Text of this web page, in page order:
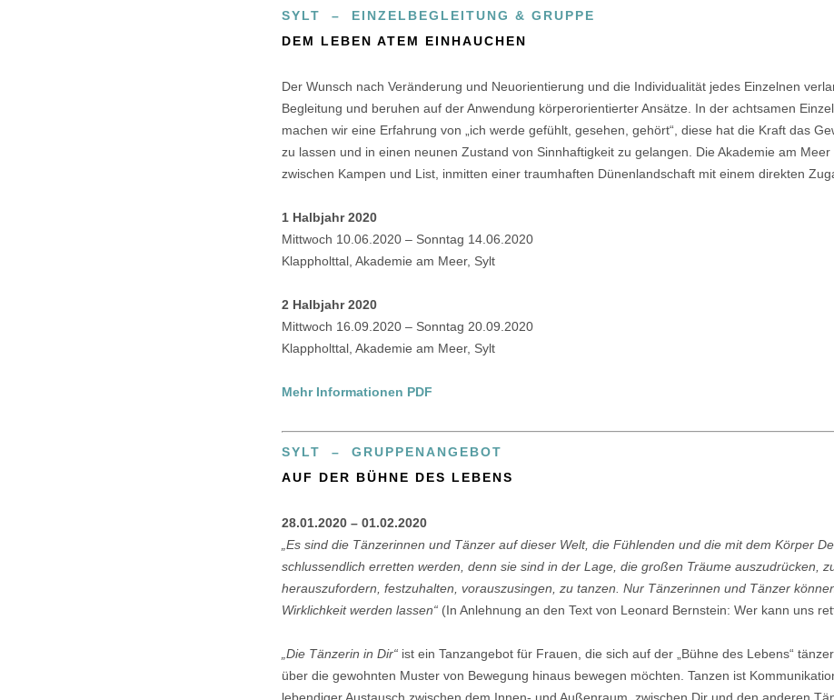
SYLT – EINZELBEGLEITUNG & GRUPPE
DEM LEBEN ATEM EINHAUCHEN
Der Wunsch nach Veränderung und Neuorientierung und die Individualität jedes Einzelnen
Begleitung und beruhen auf der Anwendung körperorientierter Ansätze. In der achtsamen
machen wir eine Erfahrung von „ich werde gefühlt, gesehen, gehört“, diese hat die Kraft das
zu lassen und in einen neunen Zustand von Sinnhaftigkeit zu gelangen. Die Akademie am Meer
zwischen Kampen und List, inmitten einer traumhaften Dünenlandschaft mit einem direkten
1 Halbjahr 2020
Mittwoch 10.06.2020 – Sonntag 14.06.2020
Klappholttal, Akademie am Meer, Sylt
2 Halbjahr 2020
Mittwoch 16.09.2020 – Sonntag 20.09.2020
Klappholttal, Akademie am Meer, Sylt
Mehr Informationen PDF
SYLT – GRUPPENANGEBOT
AUF DER BÜHNE DES LEBENS
28.01.2020 – 01.02.2020
„Es sind die Tänzerinnen und Tänzer auf dieser Welt, die Fühlenden und die mit dem Körper
schlussendlich erretten werden, denn sie sind in der Lage, die großen Träume auszudrücken,
herauszufordern, festzuhalten, vorauszusingen, zu tanzen. Nur Tänzerinnen und Tänzer können
Wirklichkeit werden lassen“ (In Anlehnung an den Text von Leonard Bernstein: Wer kann uns
„Die Tänzerin in Dir“ ist ein Tanzangebot für Frauen, die sich auf der „Bühne des Lebens“
über die gewohnten Muster von Bewegung hinaus bewegen möchten. Tanzen ist